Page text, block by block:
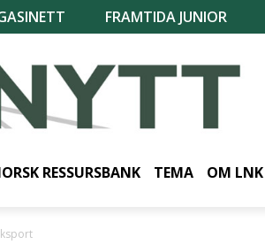
FRAMTIDA JUNIOR
RESSURSBANK TEMA OM LNK